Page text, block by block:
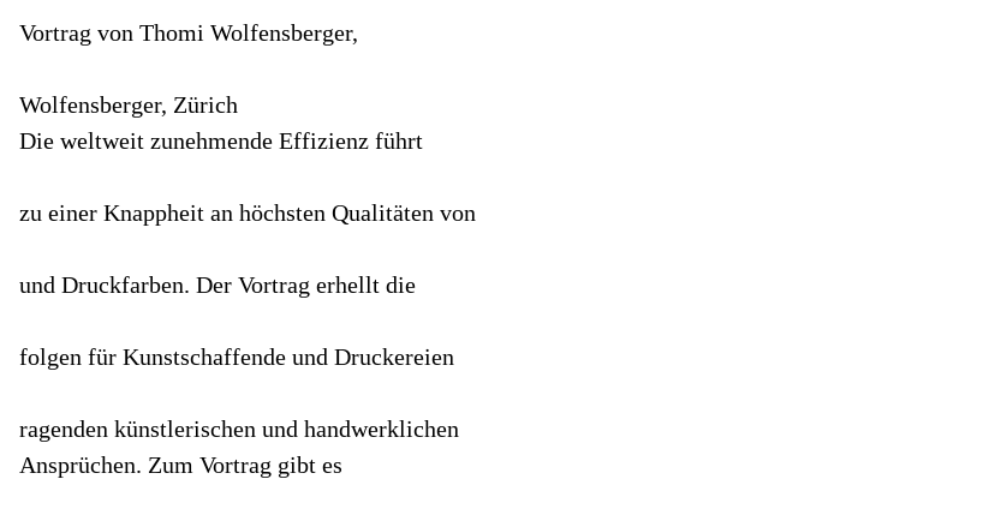
von Thomi Wolfensberger,
Zürich
Effizienz führt
höchsten Qualitäten von
Vortrag erhellt die
und Druckereien
und handwerklichen
Vortrag gibt es